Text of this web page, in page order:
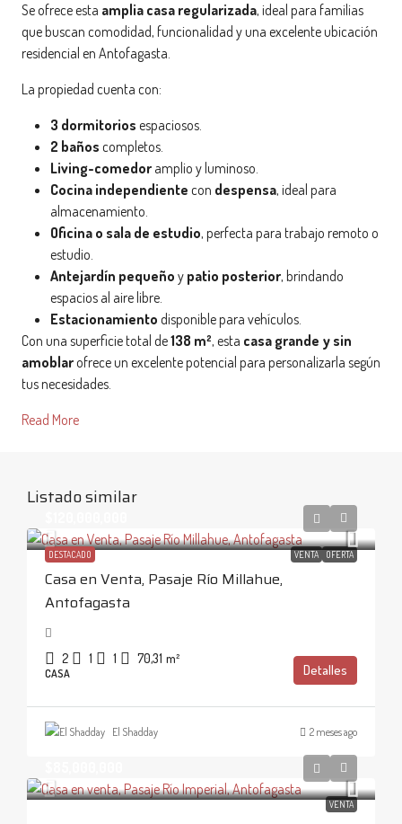
Se ofrece esta amplia casa regularizada, ideal para familias
que buscan comodidad, funcionalidad y una excelente ubicación
residencial en Antofagasta.
La propiedad cuenta con:
3 dormitorios espaciosos.
2 baños completos.
Living-comedor amplio y luminoso.
Cocina independiente con despensa, ideal para
almacenamiento.
Oficina o sala de estudio, perfecta para trabajo remoto o
estudio.
Antejardín pequeño y patio posterior, brindando
espacios al aire libre.
Estacionamiento disponible para vehículos.
Con una superficie total de138 m², esta casa grande y sin
amoblarofrece un excelente potencial para personalizarla según
tus necesidades.
Read More
Listado similar
DESTACADO VENTA OFERTA
Casa en Venta, Pasaje Río Millahue,
Antofagasta
2 1 1 70,31 m²
CASA Detalles
El Shadday 2 meses ago
VENTA